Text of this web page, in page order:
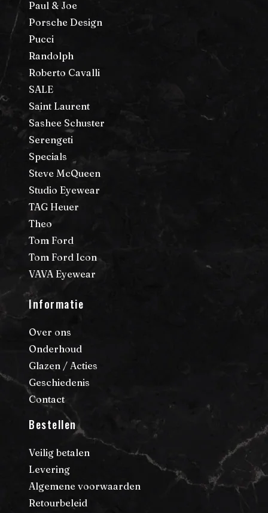
Paul & Joe
Porsche Design
Pucci
Randolph
Roberto Cavalli
SALE
Saint Laurent
Sashee Schuster
Serengeti
Specials
Steve McQueen
Studio Eyewear
TAG Heuer
Theo
Tom Ford
Tom Ford Icon
VAVA Eyewear
Informatie
Over ons
Onderhoud
Glazen / Acties
Geschiedenis
Contact
Bestellen
Veilig betalen
Levering
Algemene voorwaarden
Retourbeleid